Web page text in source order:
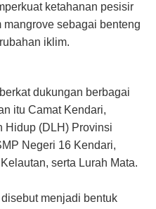
ketahanan pesisir
sebagai benteng
iklim.
dukungan berbagai
itu Camat Kendari,
Hidup (DLH) Provinsi
Negeri 16 Kendari,
serta Lurah Mata.
menjadi bentuk